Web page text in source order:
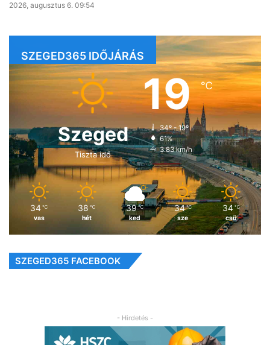
2026, augusztus 6. 09:54
SZEGED365 IDŐJÁRÁS
Szeged
Tiszta idő
19℃
34º - 19º
61%
3.83 km/h
34 ℃
vas
38 ℃
hét
39 ℃
ked
34 ℃
sze
34 ℃
csü
SZEGED365 FACEBOOK
- Hirdetés -